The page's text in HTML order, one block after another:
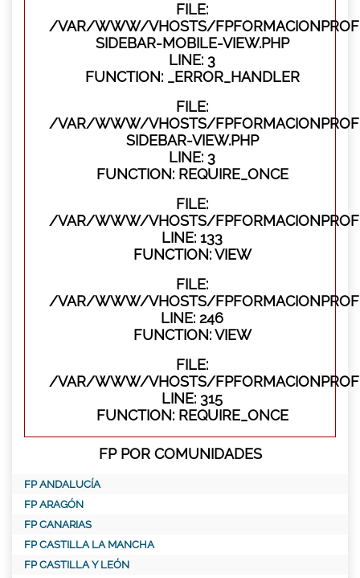
FILE:
/VAR/WWW/VHOSTS/
SIDEBAR-MOBILE-VIEW.PHP
LINE: 3
FUNCTION: _ERROR_HANDLER
FILE:
/VAR/WWW/VHOSTS/
SIDEBAR-VIEW.PHP
LINE: 3
FUNCTION: REQUIRE_ONCE
FILE:
/VAR/WWW/VHOSTS/
LINE: 133
FUNCTION: VIEW
FILE:
/VAR/WWW/VHOSTS/
LINE: 246
FUNCTION: VIEW
FILE:
/VAR/WWW/VHOSTS/
LINE: 315
FUNCTION: REQUIRE_ONCE
FP POR COMUNIDADES
FP ANDALUCÍA
FP ARAGÓN
FP CANARIAS
FP CASTILLA LA MANCHA
FP CASTILLA Y LEÓN